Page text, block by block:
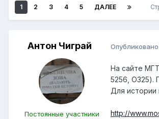
1 2 3 4 5 ДАЛЕЕ
Антон Чиграй
Постоянные участники
Опубликовано
На сайте
5256, O325).
Для
http://